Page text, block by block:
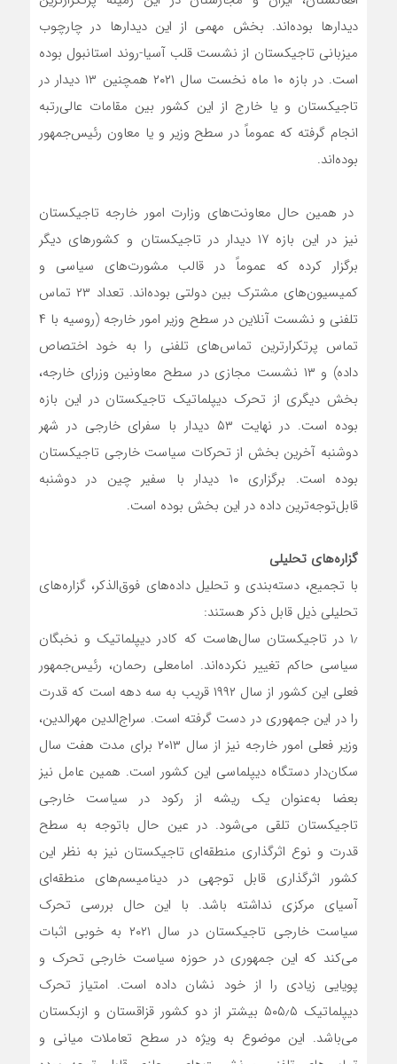
دیدارها بوده‌اند. بخش مهمی از این دیدارها در چارچوب
میزبانی تاجیکستان از نشست قلب آسیا-روند استانبول بوده
است. در بازه ۱۰ ماه نخست سال ۲۰۲۱ همچنین ۱۳ دیدار در
تاجیکستان و یا خارج از این کشور بین مقامات عالی‌رتبه
انجام گرفته که عموماً در سطح وزیر و یا معاون رئیس‌جمهور
بوده‌اند.
در همین حال معاونت‌های وزارت امور خارجه تاجیکستان
نیز در این بازه ۱۷ دیدار در تاجیکستان و کشورهای دیگر
برگزار کرده که عموماً در قالب مشورت‌های سیاسی و
کمیسیون‌های مشترک بین دولتی بوده‌اند. تعداد ۲۳ تماس
تلفنی و نشست آنلاین در سطح وزیر امور خارجه (روسیه با ۴
تماس پرتکرارترین تماس‌های تلفنی را به خود اختصاص
داده) و ۱۳ نشست مجازی در سطح معاونین وزرای خارجه،
بخش دیگری از تحرک دیپلماتیک تاجیکستان در این بازه
بوده است. در نهایت ۵۳ دیدار با سفرای خارجی در شهر
دوشنبه آخرین بخش از تحرکات سیاست خارجی تاجیکستان
بوده است. برگزاری ۱۰ دیدار با سفیر چین در دوشنبه
قابل‌توجه‌ترین داده در این بخش بوده است.
گزاره‌های تحلیلی
با تجمیع، دسته‌بندی و تحلیل داده‌های فوق‌الذکر، گزاره‌های
تحلیلی ذیل قابل ذکر هستند:
۱٫ در تاجیکستان سال‌هاست که کادر دیپلماتیک و نخبگان
سیاسی حاکم تغییر نکرده‌اند. امامعلی رحمان، رئیس‌جمهور
فعلی این کشور از سال ۱۹۹۲ قریب به سه دهه است که قدرت
را در این جمهوری در دست گرفته است. سراج‌الدین مهرالدین،
وزیر فعلی امور خارجه نیز از سال ۲۰۱۳ برای مدت هفت سال
سکان‌دار دستگاه دیپلماسی این کشور است. همین عامل نیز
بعضا به‌عنوان یک ریشه از رکود در سیاست خارجی
تاجیکستان تلقی می‌شود. در عین حال باتوجه به سطح
قدرت و نوع اثرگذاری منطقه‌ای تاجیکستان نیز به نظر این
کشور اثرگذاری قابل توجهی در دینامیسم‌های منطقه‌ای
آسیای مرکزی نداشته باشد. با این حال بررسی تحرک
سیاست خارجی تاجیکستان در سال ۲۰۲۱ به خوبی اثبات
می‌کند که این جمهوری در حوزه سیاست خارجی تحرک و
پویایی زیادی را از خود نشان داده است. امتیاز تحرک
دیپلماتیک ۵۰۵٫۵ بیشتر از دو کشور قزاقستان و ازبکستان
می‌باشد. این موضوع به ویژه در سطح تعاملات میانی و